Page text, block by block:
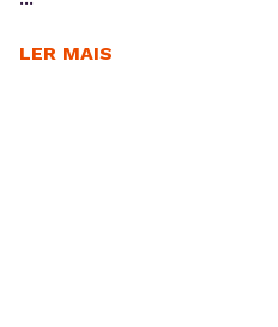
LER MAIS